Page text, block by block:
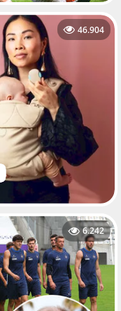
46.904
6.242